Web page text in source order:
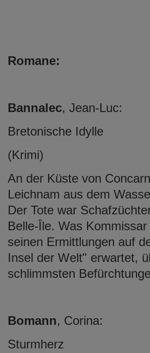
Romane:
Bannalec, Jean-Luc:
Bretonische Idylle
(Krimi)
An der Küste von
Leichnam aus dem
Der Tote war
Belle-Île. Was
seinen Ermittlungen auf
Insel der Welt" erwartet,
schlimmsten
Bomann, Corina:
Sturmherz